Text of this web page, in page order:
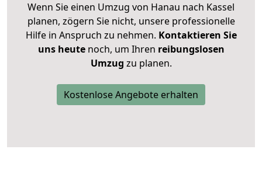
Wenn Sie einen Umzug von Hanau nach Kassel
planen, zögern Sie nicht, unsere professionelle
Hilfe in Anspruch zu nehmen. Kontaktieren Sie
uns heutenoch, um Ihren reibungslosen
Umzug zu planen.
Kostenlose Angebote erhalten